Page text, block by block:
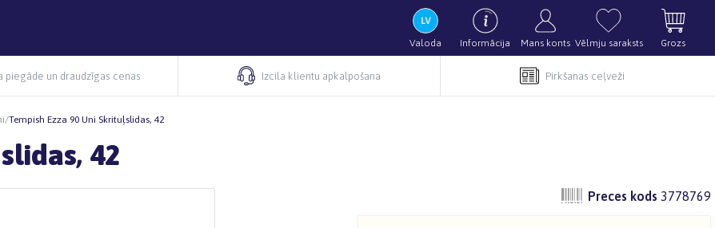
Valoda Informācija Mans konts Vēlmju saraksts Grozs
piegāde un draudzīgas cenas Izcila klientu apkalpošana Pirkšanas ceļveži
/Tempish Ezza 90 Uni Skrituļslidas, 42
42
Preces kods 3778769